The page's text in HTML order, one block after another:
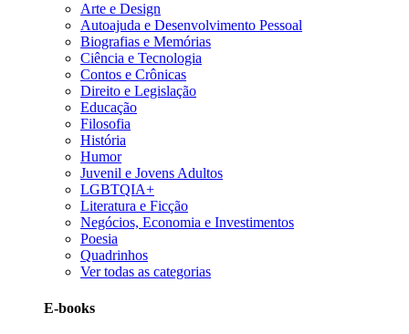
Arte e Design
Autoajuda e Desenvolvimento Pessoal
Biografias e Memórias
Ciência e Tecnologia
Contos e Crônicas
Direito e Legislação
Educação
Filosofia
História
Humor
Juvenil e Jovens Adultos
LGBTQIA+
Literatura e Ficção
Negócios, Economia e Investimentos
Poesia
Quadrinhos
Ver todas as categorias
E-books